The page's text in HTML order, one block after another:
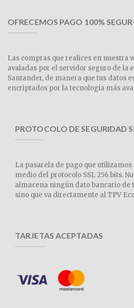
OFRECEMOS PAGO 100%
Las compras que realices en nuestra
avaladas por el servidor seguro de la
Santander, de manera que tus datos
encriptados por la tecnología más
PROTOCOLO DE SEGURIDAD
La pasarela de pago que
medio del protocolo SSL 256 bits.
almacena ningún dato bancario de
sino que va directamente al TPV
TARJETAS ACEPTADAS